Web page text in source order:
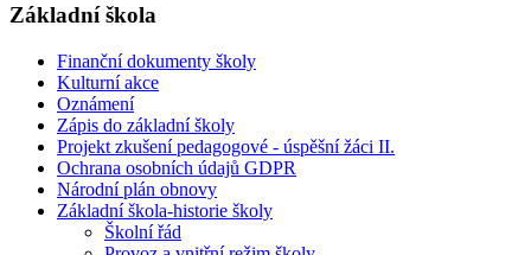
Základní škola
Finanční dokumenty školy
Kulturní akce
Oznámení
Zápis do základní školy
Projekt zkušení pedagogové - úspěšní žáci II.
Ochrana osobních údajů GDPR
Národní plán obnovy
Základní škola-historie školy
Školní řád